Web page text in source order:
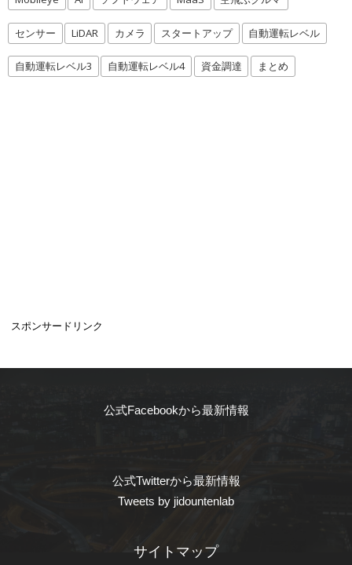
センサー LiDAR カメラ スタートアップ 自動運転レベル
自動運転レベル3 自動運転レベル4 資金調達 まとめ
スポンサードリンク
公式Facebookから最新情報
公式Twitterから最新情報
Tweets by jidountenlab
サイトマップ